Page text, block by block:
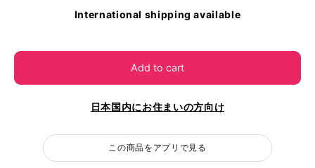
International shipping available
Add to cart
日本国内にお住まいの方向け
この商品をアプリで見る